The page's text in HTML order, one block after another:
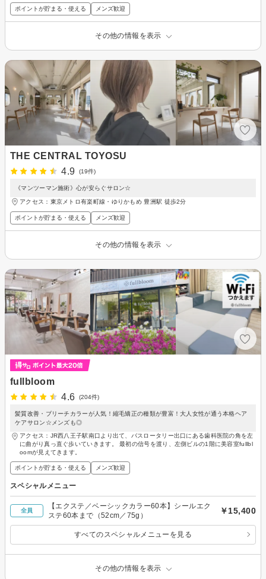
ポイントが貯まる・使える メンズ歓迎
その他の情報を表示
THE CENTRAL TOYOSU
4.9
(19件)
《マンツーマン施術》心が安らぐサロン☆
アクセス：東京メトロ有楽町線・ゆりかもめ 豊洲駅 徒歩2分
ポイントが貯まる・使える メンズ歓迎
その他の情報を表示
fullbloom
4.6
(204件)
髪質改善・ブリーチカラーが人気！縮毛矯正の種類が豊富！大人女性が通う本格ヘア
ケアサロン☆メンズも◎
アクセス：JR西八王子駅南口より出て、バスロータリー出口にある歯科医院の角を左
に曲がり真っ直ぐ歩いていきます。 最初の信号を渡り、左側ビルの1階に美容室fullbl
oomが見えてきます。
ポイントが貯まる・使える メンズ歓迎
スペシャルメニュー
全員
【エクステ／ベーシックカラー60本】シールエク
ステ60本まで（52cm／75g）
￥15,400
すべてのスペシャルメニューを見る
その他の情報を表示